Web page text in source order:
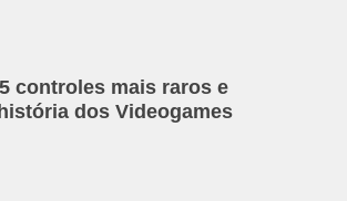
controles mais raros e
dos Videogames